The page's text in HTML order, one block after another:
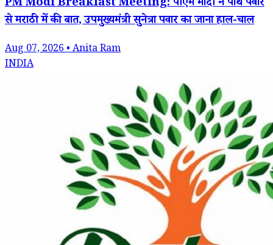
PM Modi Breakfast Meeting: पीएम मोदी ने पार्थ पवार
से मराठी में की बात, उपमुख्यमंत्री सुनेत्रा पवार का जाना हाल-चाल
Aug 07, 2026 • Anita Ram
INDIA